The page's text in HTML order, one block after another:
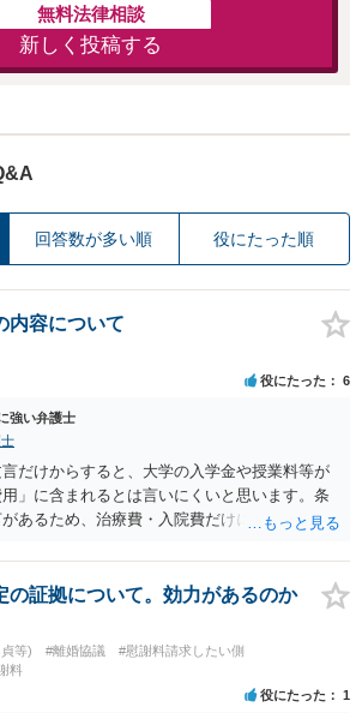
無料法律相談
新しく投稿する
回答数が多い順 役にたった順
内容について
役にたった 6
強い弁護士
だけからすると、大学の入学金や授業料等が
」に含まれるとは言いにくいと思います。条
あるため、治療費・入院費だけに限定される
、病気や事故によって臨時に必要となった医
特別支出を念頭に置いた条項と読むのが自然
の入学金、授業料、受験費用などの教育費に
があるから当然に半額を請求できる」とまで
す。なお、通常、大学進学費用をどこまで負
離婚時の合意内容のほか、子どもの年齢、大
の証拠について。効力があるのか
等) #離婚協議
#慰謝料請求したい側
料
役にたった 1